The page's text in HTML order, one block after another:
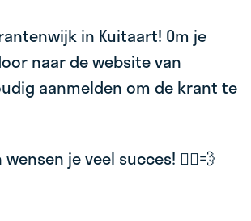
in Kuitaart! Om je
naar de website van
aanmelden om de krant te
je veel succes! 🚴‍♂️💨